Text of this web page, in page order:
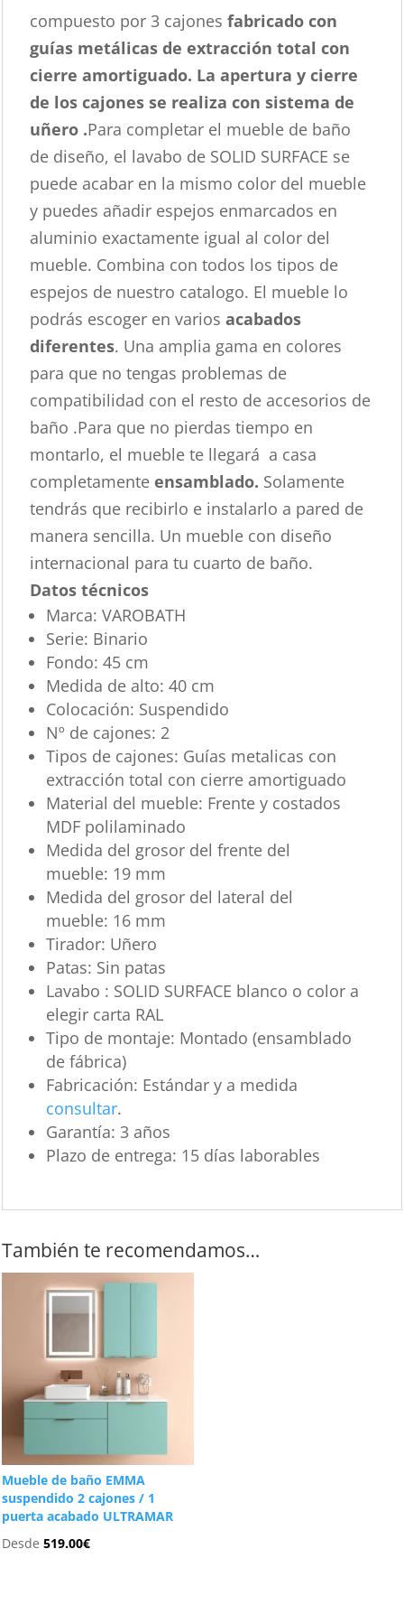
compuesto por 3 cajonesfabricado con
guías metálicas de extracción total con
cierre amortiguado. La apertura y cierre
de los cajones se realiza con sistema de
uñero .Para completar el mueble de baño
de diseño, el lavabo de SOLID SURFACE se
puede acabar en la mismo color del mueble
y puedes añadir espejos enmarcados en
aluminio exactamente igual al color del
mueble. Combina con todos los tipos de
espejos de nuestro catalogo. El mueble lo
podrás escoger en varios acabados
diferentes. Una amplia gama en colores
para que no tengas problemas de
compatibilidad con el resto de accesorios de
baño .Para que no pierdas tiempo en
montarlo, el mueble te llegará a casa
completamente ensamblado. Solamente
tendrás que recibirlo e instalarlo a pared de
manera sencilla. Un mueble con diseño
internacional para tu cuarto de baño.
Datos técnicos
Marca: VAROBATH
Serie: Binario
Fondo: 45 cm
Medida de alto: 40 cm
Colocación: Suspendido
Nº de cajones: 2
Tipos de cajones: Guías metalicas con
extracción total con cierre amortiguado
Material del mueble: Frente y costados
MDF polilaminado
Medida del grosor del frente del
mueble: 19 mm
Medida del grosor del lateral del
mueble: 16 mm
Tirador: Uñero
Patas: Sin patas
Lavabo : SOLID SURFACE blanco o color a
elegir carta RAL
Tipo de montaje: Montado (ensamblado
de fábrica)
Fabricación: Estándar y a medida
consultar.
Garantía: 3 años
Plazo de entrega: 15 días laborables
También te recomendamos…
Mueble de baño EMMA
suspendido 2 cajones / 1
puerta acabado ULTRAMAR
Desde519.00€